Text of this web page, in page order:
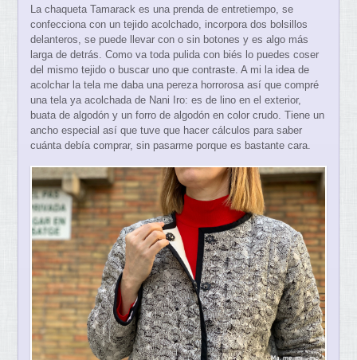
La chaqueta Tamarack es una prenda de entretiempo, se
confecciona con un tejido acolchado, incorpora dos bolsillos
delanteros, se puede llevar con o sin botones y es algo más
larga de detrás. Como va toda pulida con biés lo puedes coser
del mismo tejido o buscar uno que contraste. A mi la idea de
acolchar la tela me daba una pereza horrorosa así que compré
una tela ya acolchada de Nani Iro: es de lino en el exterior,
buata de algodón y un forro de algodón en color crudo. Tiene un
ancho especial así que tuve que hacer cálculos para saber
cuánta debía comprar, sin pasarme porque es bastante cara.